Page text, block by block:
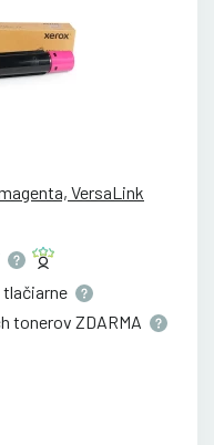
VersaLink
tlačiarne
tonerov ZDARMA